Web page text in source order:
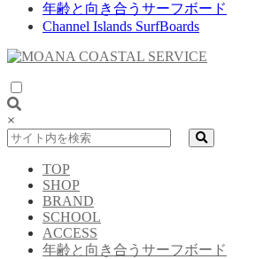
年齢と向き合うサーフボード
Channel Islands SurfBoards
×
TOP
SHOP
BRAND
SCHOOL
ACCESS
年齢と向き合うサーフボード